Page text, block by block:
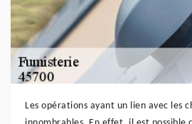
Les opérations ayant un lien avec les